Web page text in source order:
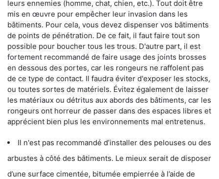
leurs ennemies (homme, chat, chien, etc.). Tout doit être
mis en œuvre pour empêcher leur invasion dans les
bâtiments. Pour cela, vous devez dispenser vos bâtiments
de points de pénétration. De ce fait, il faut faire tout son
possible pour boucher tous les trous. D'autre part, il est
fortement recommandé de faire usage des joints brosses
en dessous des portes, car les rongeurs ne raffolent pas
de ce type de contact. Il faudra éviter d'exposer les stocks,
ou toutes sortes de matériels. Évitez également de laisser
les matériaux ou détritus aux abords des bâtiments, car les
rongeurs ont horreur de passer dans des espaces libres et
apprécient bien plus les environnements mal entretenus.
Il n'est pas recommandé d’installer des pelouses ou des
arbustes à côté des bâtiments. Le mieux serait de disposer
d’une surface cimentée, bitumée empierrée à l’aide de